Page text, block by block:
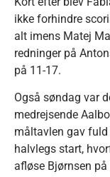
ikke forhindre
alt imens Matej
redninger på
på 11-17.
Også søndag var
medrejsende
måltavlen gav
halvlegs start,
afløse Bjørnsen